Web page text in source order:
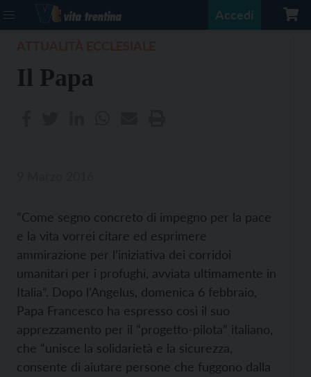
Accedi
Il Papa
“Come segno concreto di impegno per la pace
e la vita vorrei citare ed esprimere
ammirazione per l’iniziativa dei corridoi
umanitari per i profughi, avviata ultimamente in
Italia”. Dopo l’Angelus, domenica 6 febbraio,
Papa Francesco ha espresso così il suo
apprezzamento per il “progetto-pilota” italiano,
che “unisce la solidarietà e la sicurezza,
consente di aiutare persone che fuggono dalla